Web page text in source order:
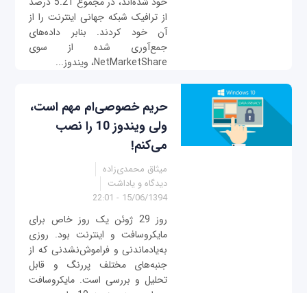
از ترافیک شبکه جهانی اینترنت را از
آن خود کردند. بنابر داده‌های
جمع‌آوری شده از سوی
NetMarketShare، ویندوز...
حریم خصوصی‌ام مهم است،
ولی ویندوز 10 را نصب
می‌کنم!
میثاق محمدی‌زاده
دیدگاه و یاداشت
15/06/1394 - 22:01
روز 29 ژوئن یک روز خاص برای
مایکروسافت و اینترنت بود. روزی
به‌یادماندنی و فراموش‌نشدنی که از
جنبه‌های مختلف پررنگ و قابل
تحلیل و بررسی است. مایکروسافت